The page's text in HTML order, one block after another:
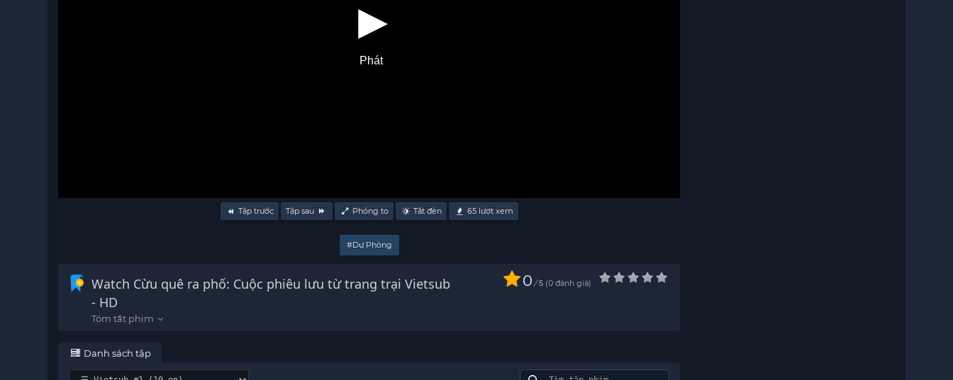
Phát
Tập trước Tập sau Phóng to Tắt đèn 65lượt xem
#Dự Phòng
Watch Cừu quê ra phố: Cuộc phiêu lưu từ trang trại Vietsub
- HD
0 / 5 0 đánh giá
Danh sách tập